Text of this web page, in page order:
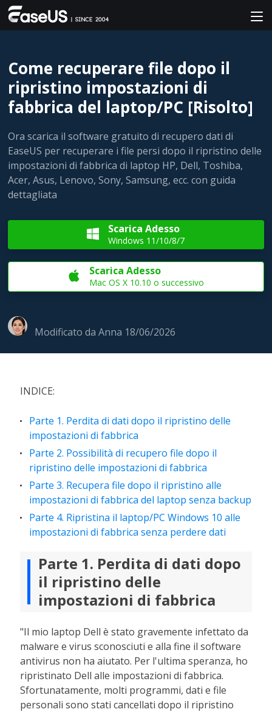
Come recuperare file dopo il
ripristino impostazioni di
fabbrica del laptop/PC [Risolto]
Ora scarica il software gratuito di recupero dati di
EaseUS per recuperare i file persi dopo il ripristino delle
impostazioni di fabbrica di laptop HP, Dell, Toshiba,
Acer, Asus, Lenovo, Sony, Samsung, ecc. con guida
dettagliata
 Scarica Adesso
Windows 11/10/8/7
 Scarica Adesso
Mac OS X 10.10 o successivo
Modificato daAnna 18/06/2026
INDICE:
Parte 1. Perdita di dati dopo il ripristino delle
impostazioni di fabbrica
Parte 2. Possibilità di recupero file dopo il
ripristino delle impostazioni di fabbrica
Parte 3. Recupera file dopo il ripristino alle
impostazioni di fabbrica del laptop senza backup
Parte 4. Ripristina il laptop/PC Windows 10 alle
impostazioni di fabbrica senza perdere dati
Parte 1. Perdita di dati dopo
il ripristino delle
impostazioni di fabbrica
"Il mio laptop Dell è stato gravemente infettato da
malware e virus sconosciuti e alla fine il software
antivirus non ha aiutato. Per l'ultima speranza, ho
ripristinato Dell alle impostazioni di fabbrica.
Sfortunatamente, molti programmi, dati e file
personali sono stati cancellati dopo il ripristino